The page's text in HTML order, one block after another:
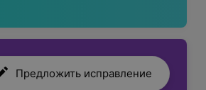
Предложить исправление